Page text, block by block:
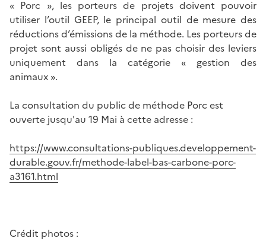
« Porc », les porteurs de projets doivent pouvoir
utiliser l’outil GEEP, le principal outil de mesure des
réductions d’émissions de la méthode. Les porteurs de
projet sont aussi obligés de ne pas choisir des leviers
uniquement dans la catégorie « gestion des
animaux ».
La consultation du public de méthode Porc est
ouverte jusqu'au 19 Mai à cette adresse :
https://www.consultations-publiques.developpement-
durable.gouv.fr/methode-label-bas-carbone-porc-
a3161.html
Crédit photos :